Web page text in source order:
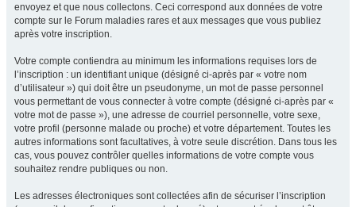
envoyez et que nous collectons. Ceci correspond aux données de votre
compte sur le Forum maladies rares et aux messages que vous publiez
après votre inscription.
Votre compte contiendra au minimum les informations requises lors de
l’inscription : un identifiant unique (désigné ci-après par « votre nom
d’utilisateur ») qui doit être un pseudonyme, un mot de passe personnel
vous permettant de vous connecter à votre compte (désigné ci-après par «
votre mot de passe »), une adresse de courriel personnelle, votre sexe,
votre profil (personne malade ou proche) et votre département. Toutes les
autres informations sont facultatives, à votre seule discrétion. Dans tous les
cas, vous pouvez contrôler quelles informations de votre compte vous
souhaitez rendre publiques ou non.
Les adresses électroniques sont collectées afin de sécuriser l’inscription